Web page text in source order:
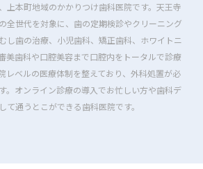
上本町地域のかかりつけ歯科医院です。天王寺
全世代を対象に、歯の定期検診やクリーニング
し歯の治療、小児歯科、矯正歯科、ホワイトニ
美歯科や口腔美容まで口腔内をトータルで診療
レベルの医療体制を整えており、外科処置が必
。オンライン診療の導入でお忙しい方や歯科デ
て通うとこができる歯科医院です。